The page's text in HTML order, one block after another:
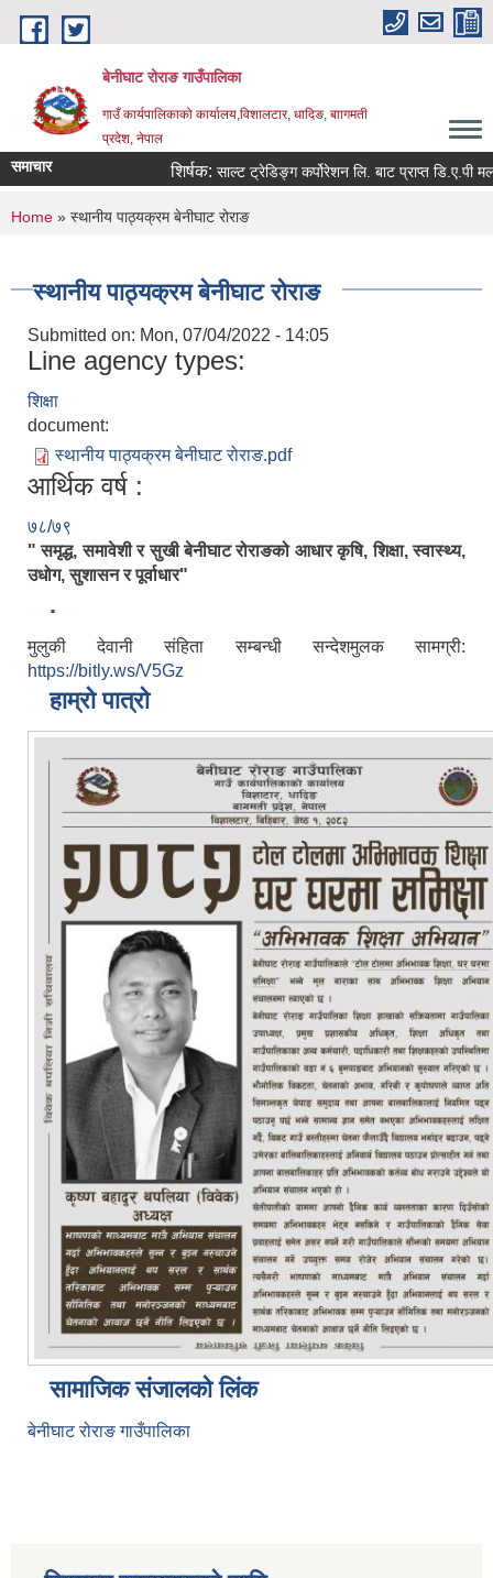
Skip to main content
बेनीघाट रोराङ गाउँपालिका
गाउँ कार्यपालिकाको कार्यालय,विशालटार, धादिङ, बाागमती
प्रदेश, नेपाल
समाचार शिर्षक:साल्ट ट्रेडिङ्ग कर्पोरेशन लि. बाट प्राप्त डि.ए.पी मलको
You are here
Home » स्थानीय पाठ्यक्रम बेनीघाट रोराङ
स्थानीय पाठ्यक्रम बेनीघाट रोराङ
Submitted on: Mon, 07/04/2022 - 14:05
Line agency types:
शिक्षा
document:
स्थानीय पाठ्यक्रम बेनीघाट रोराङ.pdf
आर्थिक वर्ष :
७८/७९
" समृद्ध, समावेशी र सुखी बेनीघाट रोराङको आधार कृषि, शिक्षा, स्वास्थ्य,
उधोग, सुशासन र पूर्वाधार"
.
मुलुकी देवानी संहिता सम्बन्धी सन्देशमुलक सामग्री:
https://bitly.ws/V5Gz
हाम्रो पात्रो
सामाजिक संजालको लिंक
बेनीघाट रोराङ गाउँपालिका